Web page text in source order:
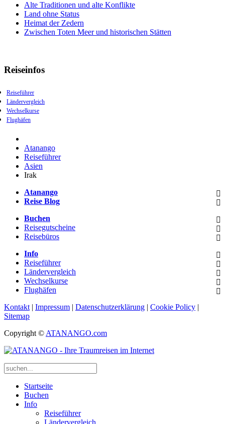
Alte Traditionen und alte Konflikte
Land ohne Status
Heimat der Zedern
Zwischen Toten Meer und historischen Stätten
Reiseinfos
Reiseführer
Ländervergleich
Wechselkurse
Flughäfen
Atanango
Reiseführer
Asien
Irak
Atanango
Reise Blog
Buchen
Reisegutscheine
Reisebüros
Info
Reiseführer
Ländervergleich
Wechselkurse
Flughäfen
Kontakt | Impressum | Datenschutzerklärung | Cookie Policy |
Sitemap
Copyright © ATANANGO.com
Startseite
Buchen
Info
Reiseführer
Ländervergleich